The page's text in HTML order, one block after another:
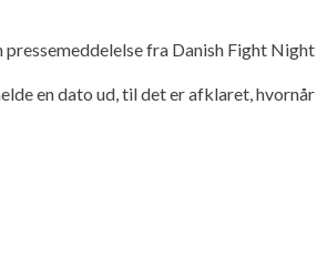
fra Danish Fight
en dato ud, til det er afklaret,